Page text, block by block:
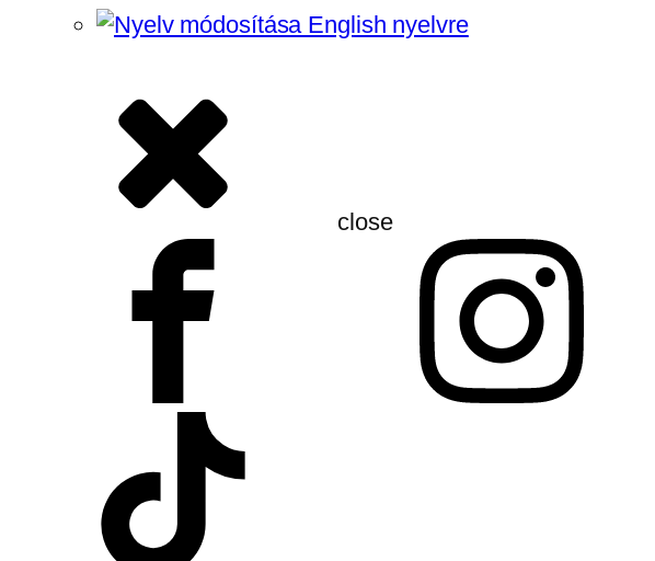
close